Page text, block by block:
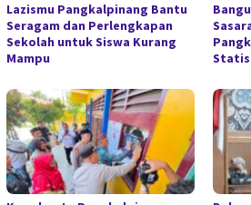
Lazismu Pangkalpinang Bantu
Seragam dan Perlengkapan
Sekolah untuk Siswa Kurang
Mampu